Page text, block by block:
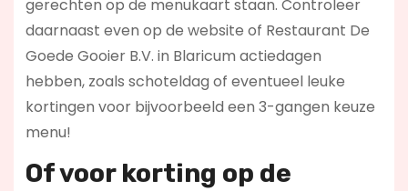
gerechten op de menukaart staan. Controleer
daarnaast even op de website of Restaurant De
Goede Gooier B.V. in Blaricum actiedagen
hebben, zoals schoteldag of eventueel leuke
kortingen voor bijvoorbeeld een 3-gangen keuze
menu!
Of voor korting op de